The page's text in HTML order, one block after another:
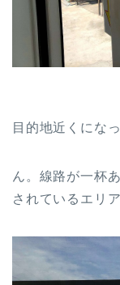
目的地近くにな
ん。線路が一杯
されているエリア